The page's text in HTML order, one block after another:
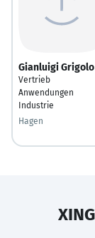
Gianluigi Grigolo
Vertrieb
Anwendungen
Industrie
Hagen